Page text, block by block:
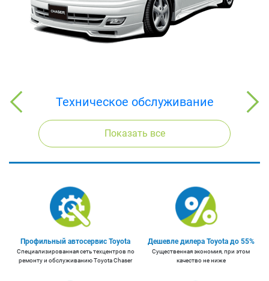
Техническое обслуживание
Показать все
Профильный автосервис Toyota
Cпециализированная сеть техцентров по
ремонту и обслуживанию Toyota Chaser
Дешевле дилера Toyota до 55%
Существенная экономия, при этом
качество не ниже